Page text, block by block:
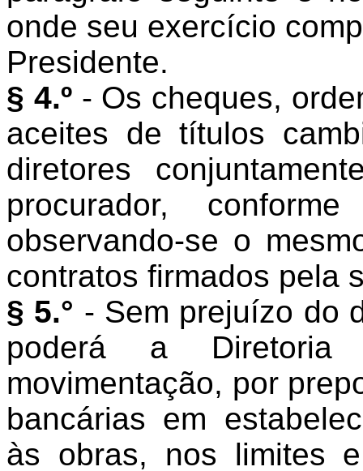
onde seu exercício
Presidente.
§ 4.º - Os cheques,
aceites de títulos
diretores
procurador,
observando-se o
contratos firmados pela
§ 5.° - Sem prejuízo do
poderá a
movimentação, por
bancárias em
às obras, nos limites